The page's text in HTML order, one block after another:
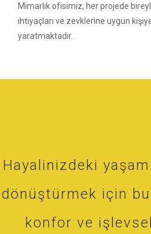
Mimarlık ofisimiz, her projede
ihtiyaçları ve zevklerine uygun
yaratmaktadır.
Hayalinizdeki yaşam
dönüştürmek için
konfor ve